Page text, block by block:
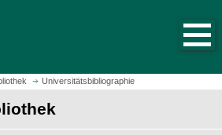
Universitätsbibliographie